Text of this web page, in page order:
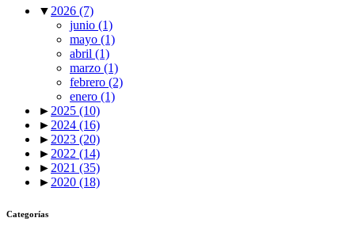
▼ 2026 (7)
junio (1)
mayo (1)
abril (1)
marzo (1)
febrero (2)
enero (1)
► 2025 (10)
► 2024 (16)
► 2023 (20)
► 2022 (14)
► 2021 (35)
► 2020 (18)
Categorías